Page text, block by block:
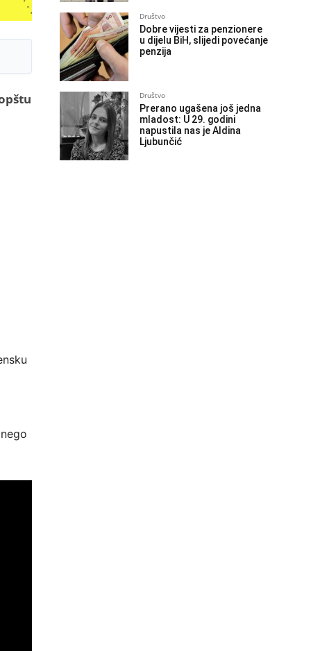
Društvo
Dobre vijesti za penzionere
u dijelu BiH, slijedi povećanje
penzija
Društvo
Prerano ugašena još jedna
mladost: U 29. godini
napustila nas je Aldina
Ljubunčić